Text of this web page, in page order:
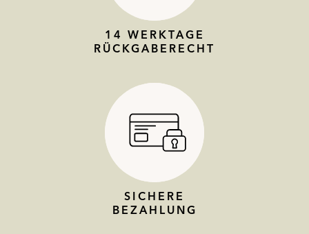
14 WERKTAGE
RÜCKGABERECHT
SICHERE
BEZAHLUNG